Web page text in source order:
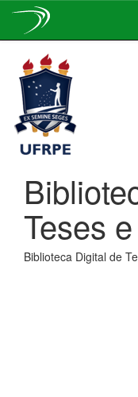
navigation
Teses
Biblioteca Digital de